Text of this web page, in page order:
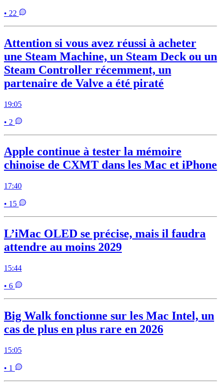
• 22
Attention si vous avez réussi à acheter
une Steam Machine, un Steam Deck ou un
Steam Controller récemment, un
partenaire de Valve a été piraté
19:05
• 2
Apple continue à tester la mémoire
chinoise de CXMT dans les Mac et iPhone
17:40
• 15
L’iMac OLED se précise, mais il faudra
attendre au moins 2029
15:44
• 6
Big Walk fonctionne sur les Mac Intel, un
cas de plus en plus rare en 2026
15:05
• 1